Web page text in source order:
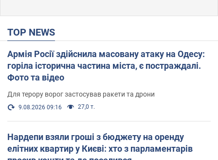
TOP NEWS
Армія Росії здійснила масовану атаку на Одесу:
горіла історична частина міста, є постраждалі.
Фото та відео
Для терору ворог застосував ракети та дрони
9.08.2026 09:16 27,0 т.
Нардепи взяли гроші з бюджету на оренду
елітних квартир у Києві: хто з парламентарів